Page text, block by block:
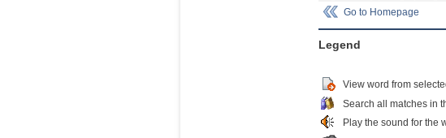
Go to Homepage
Legend
View word from
Search all matches in
Play the sound for the